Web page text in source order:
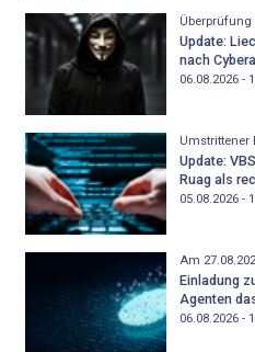
Update:
nach
06.08.2026 -
Umstrittener
Update:
Ruag als
05.08.2026 -
Am
Einladung
Agenten
06.08.2026 -